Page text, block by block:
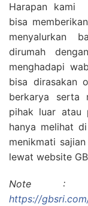
Harapan kami
bisa
menyalurkan
dirumah
menghadapi
bisa dirasakan
berkarya serta
pihak luar atau
hanya melihat
menikmati
lewat website
Note :
https://